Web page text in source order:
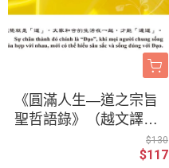
《圓滿人生—道之宗旨
聖哲語錄》（越文譯
$130
$117